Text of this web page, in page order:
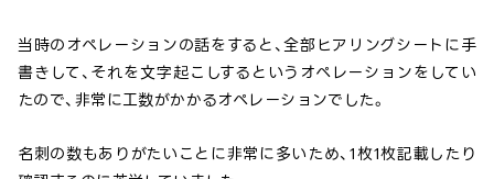
当時のオペレーションの話をすると、全部ヒアリングシートに手
書きして、それを文字起こしするというオペレーションをしてい
たので、非常に工数がかかるオペレーションでした。
名刺の数もありがたいことに非常に多いため、1枚1枚記載したり